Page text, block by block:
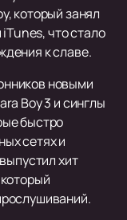
который занял
что стало
к славе.
новыми
Boy 3 и синглы
быстро
сетях и
хит